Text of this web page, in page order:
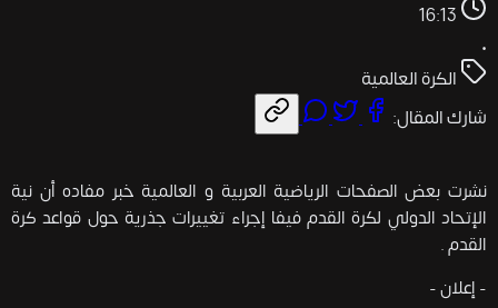
16:13
•
الكرة العالمية
شارك المقال:
نشرت بعض الصفحات الرياضية العربية و العالمية خبر مفاده أن نية
الإتحاد الدولي لكرة القدم فيفا إجراء تغييرات جذرية حول قواعد كرة
القدم .
- إعلان -